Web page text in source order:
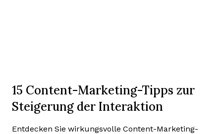
15 Content-Marketing-Tipps zur
Steigerung der Interaktion
Entdecken Sie wirkungsvolle Content-Marketing-